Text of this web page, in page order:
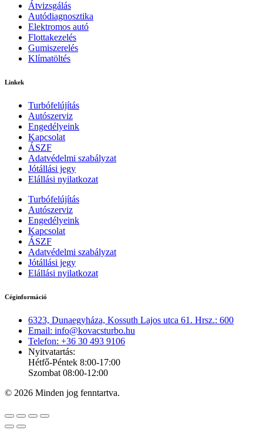
Átvizsgálás
Autódiagnosztika
Elektromos autó
Flottakezelés
Gumiszerelés
Klímatöltés
Linkek
Turbófelújítás
Autószerviz
Engedélyeink
Kapcsolat
ÁSZF
Adatvédelmi szabályzat
Jótállási jegy
Elállási nyilatkozat
Turbófelújítás
Autószerviz
Engedélyeink
Kapcsolat
ÁSZF
Adatvédelmi szabályzat
Jótállási jegy
Elállási nyilatkozat
Céginformáció
6323, Dunaegyháza, Kossuth Lajos utca 61. Hrsz.: 600
Email: info@kovacsturbo.hu
Telefon: +36 30 493 9106
Nyitvatartás:
Hétfő-Péntek 8:00-17:00
Szombat 08:00-12:00
© 2026 Minden jog fenntartva.